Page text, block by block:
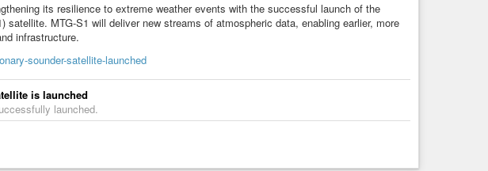
its resilience to extreme weather events with the successful launch of the
satellite. MTG-S1 will deliver new streams of atmospheric data, enabling earlier, more
infrastructure.
sounder-satellite-launched
is launched
launched.